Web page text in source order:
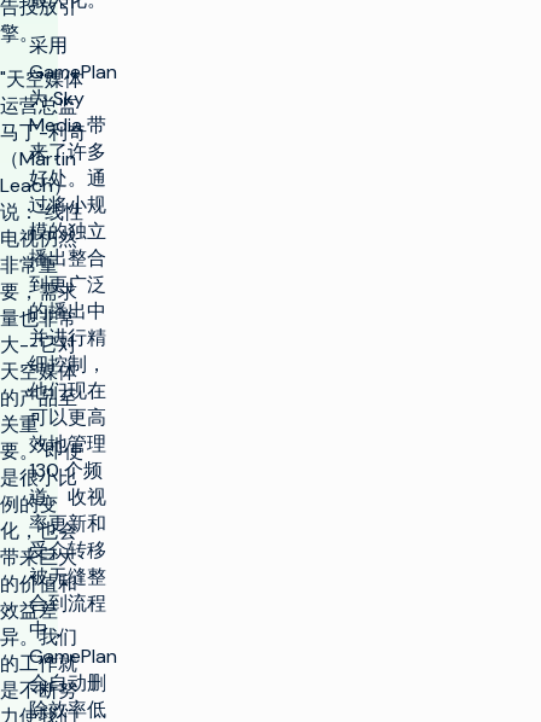
告投放引
擎。
"天空媒体
运营总监
马丁-利奇
（Martin
Leach）
说："线性
电视仍然
非常重
要，需求
量也非常
大--它对
天空媒体
的产品至
关重
要。"即使
是很小比
例的变
化，也会
带来巨大
的价值和
效益差
异。我们
的工作就
是不断努
力使我们
采用
GamePlan
为 Sky
Media 带
来了许多
好处。通
过将小规
模的独立
播出整合
到更广泛
的播出中
并进行精
细控制，
他们现在
可以更高
效地管理
130 个频
道。收视
率更新和
受众转移
被无缝整
合到流程
中，
GamePlan
会自动删
除效率低